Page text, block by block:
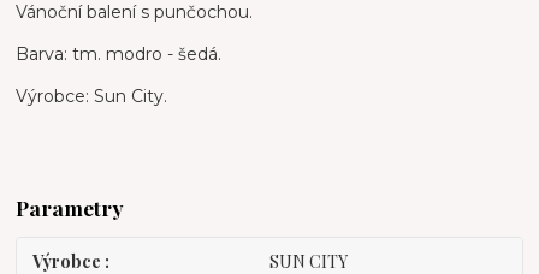
Vánoční balení s punčochou.
Barva: tm. modro - šedá.
Výrobce: Sun City.
Parametry
Výrobce SUN CITY